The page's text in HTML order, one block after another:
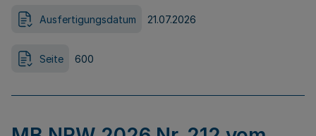
Ausfertigungsdatum 21.07.2026
Seite 600